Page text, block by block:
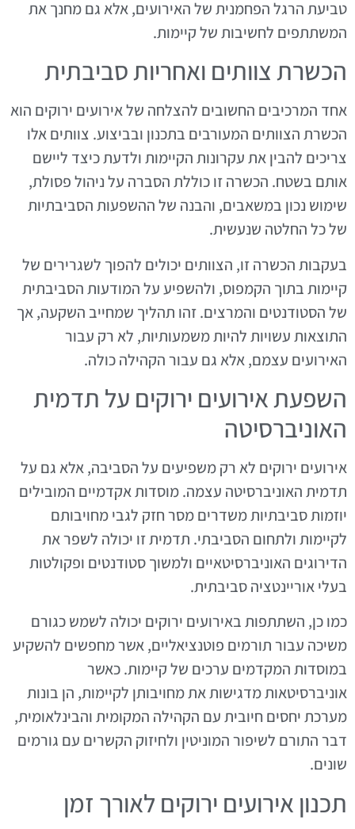
טביעת הרגל הפחמנית של האירועים, אלא גם מחנך את
המשתתפים לחשיבות של קיימות.
הכשרת צוותים ואחריות סביבתית
אחד המרכיבים החשובים להצלחה של אירועים ירוקים הוא
הכשרת הצוותים המעורבים בתכנון ובביצוע. צוותים אלו
צריכים להבין את עקרונות הקיימות ולדעת כיצד ליישם
אותם בשטח. הכשרה זו כוללת הסברה על ניהול פסולת,
שימוש נכון במשאבים, והבנה של ההשפעות הסביבתיות
של כל החלטה שנעשית.
בעקבות הכשרה זו, הצוותים יכולים להפוך לשגרירים של
קיימות בתוך הקמפוס, ולהשפיע על המודעות הסביבתית
של הסטודנטים והמרצים. זהו תהליך שמחייב השקעה, אך
התוצאות עשויות להיות משמעותיות, לא רק עבור
האירועים עצמם, אלא גם עבור הקהילה כולה.
השפעת אירועים ירוקים על תדמית
האוניברסיטה
אירועים ירוקים לא רק משפיעים על הסביבה, אלא גם על
תדמית האוניברסיטה עצמה. מוסדות אקדמיים המובילים
יוזמות סביבתיות משדרים מסר חזק לגבי מחויבותם
לקיימות ולתחום הסביבתי. תדמית זו יכולה לשפר את
הדירוגים האוניברסיטאיים ולמשוך סטודנטים ופקולטות
בעלי אוריינטציה סביבתית.
כמו כן, השתתפות באירועים ירוקים יכולה לשמש כגורם
משיכה עבור תורמים פוטנציאליים, אשר מחפשים להשקיע
במוסדות המקדמים ערכים של קיימות. כאשר
אוניברסיטאות מדגישות את מחויבותן לקיימות, הן בונות
מערכת יחסים חיובית עם הקהילה המקומית והבינלאומית,
דבר התורם לשיפור המוניטין ולחיזוק הקשרים עם גורמים
שונים.
תכנון אירועים ירוקים לאורך זמן